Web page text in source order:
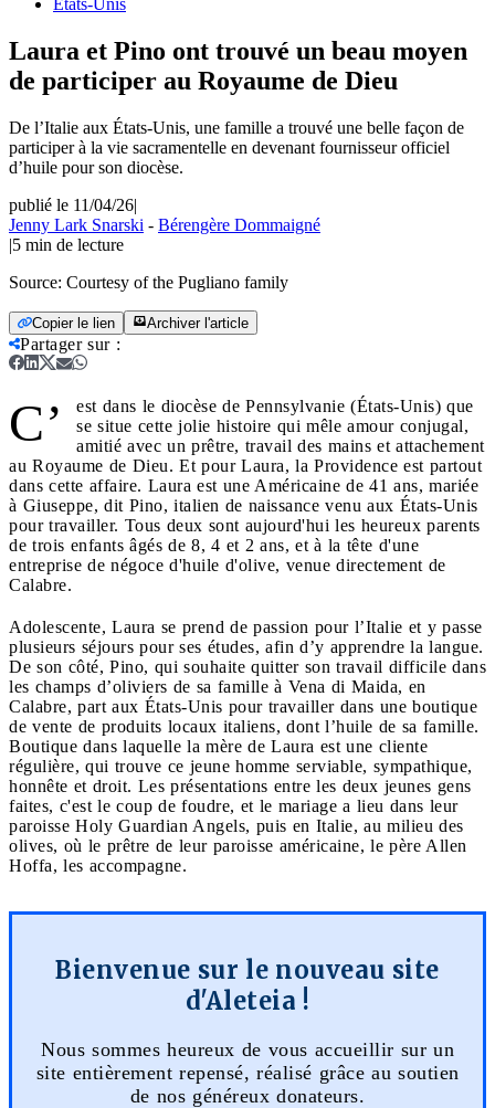
États-Unis
Laura et Pino ont trouvé un beau moyen
de participer au Royaume de Dieu
De l’Italie aux États-Unis, une famille a trouvé une belle façon de
participer à la vie sacramentelle en devenant fournisseur officiel
d’huile pour son diocèse.
publié le 11/04/26|
Jenny Lark Snarski - Bérengère Dommaigné
|5 min de lecture
Source: Courtesy of the Pugliano family
Copier le lien Archiver l'article
Partager sur:
C’
est dans le diocèse de Pennsylvanie (États-Unis) que
se situe cette jolie histoire qui mêle amour conjugal,
amitié avec un prêtre, travail des mains et attachement
au Royaume de Dieu. Et pour Laura, la Providence est partout
dans cette affaire. Laura est une Américaine de 41 ans, mariée
à Giuseppe, dit Pino, italien de naissance venu aux États-Unis
pour travailler. Tous deux sont aujourd'hui les heureux parents
de trois enfants âgés de 8, 4 et 2 ans, et à la tête d'une
entreprise de négoce d'huile d'olive, venue directement de
Calabre.
Adolescente, Laura se prend de passion pour l’Italie et y passe
plusieurs séjours pour ses études, afin d’y apprendre la langue.
De son côté, Pino, qui souhaite quitter son travail difficile dans
les champs d’oliviers de sa famille à Vena di Maida, en
Calabre, part aux États-Unis pour travailler dans une boutique
de vente de produits locaux italiens, dont l’huile de sa famille.
Boutique dans laquelle la mère de Laura est une cliente
régulière, qui trouve ce jeune homme serviable, sympathique,
honnête et droit. Les présentations entre les deux jeunes gens
faites, c'est le coup de foudre, et le mariage a lieu dans leur
paroisse Holy Guardian Angels, puis en Italie, au milieu des
olives, où le prêtre de leur paroisse américaine, le père Allen
Hoffa, les accompagne.
Bienvenue sur le nouveau site
d'Aleteia !
Nous sommes heureux de vous accueillir sur un
site entièrement repensé, réalisé grâce au soutien
de nos généreux donateurs.